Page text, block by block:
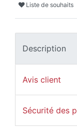
Liste de souhaits
Description
Avis client
Sécurité des